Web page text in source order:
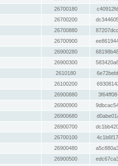
26700180
26700200
26700880
26700900
26900280
26900300
2610180
26100200
26900880
26900900
26900680
26900700
26700100
26900480
26900500